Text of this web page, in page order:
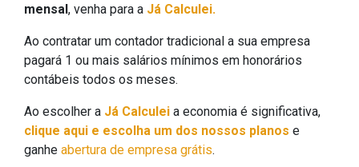
mensal, venha para a Já Calculei.
Ao contratar um contador tradicional a sua empresa
pagará 1 ou mais salários mínimos em honorários
contábeis todos os meses.
Ao escolher a Já Calculei a economia é significativa,
clique aqui e escolha um dos nossos planos e
ganhe abertura de empresa grátis.